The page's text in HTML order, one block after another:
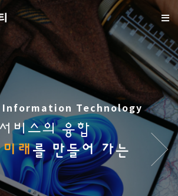
Technology
비스의 융합
미래를 만들어 가는